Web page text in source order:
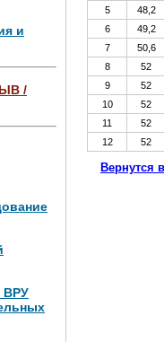
и
/
ВРУ
4 МВт,
5
48,2
6
49,2
7
50,6
8
52
9
52
10
52
11
52
12
52
Вернутся